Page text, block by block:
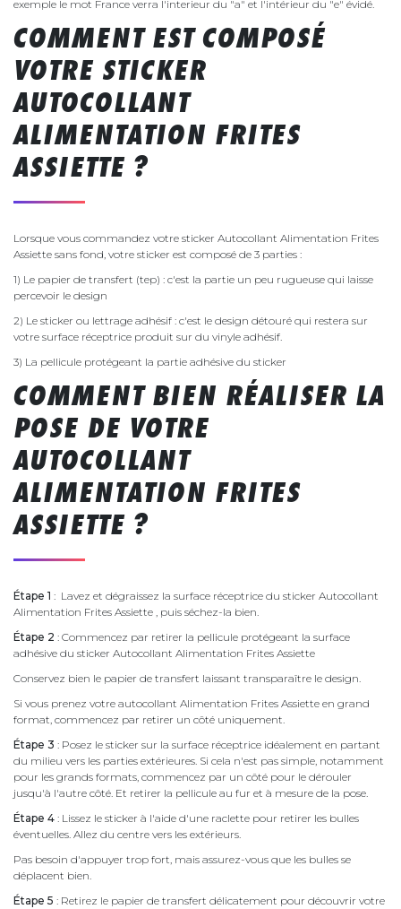
exemple le mot France verra l'interieur du "a" et l'intérieur du "e" évidé.
COMMENT EST COMPOSÉ
VOTRE STICKER
AUTOCOLLANT
ALIMENTATION FRITES
ASSIETTE ?
Lorsque vous commandez votre sticker Autocollant Alimentation Frites
Assiette sans fond, votre sticker est composé de 3 parties :
1) Le papier de transfert (tep) : c'est la partie un peu rugueuse qui laisse
percevoir le design
2) Le sticker ou lettrage adhésif : c'est le design détouré qui restera sur
votre surface réceptrice produit sur du vinyle adhésif.
3) La pellicule protégeant la partie adhésive du sticker
COMMENT BIEN RÉALISER LA
POSE DE VOTRE
AUTOCOLLANT
ALIMENTATION FRITES
ASSIETTE ?
Étape 1 : Lavez et dégraissez la surface réceptrice du sticker Autocollant
Alimentation Frites Assiette , puis séchez-la bien.
Étape 2 : Commencez par retirer la pellicule protégeant la surface
adhésive du sticker Autocollant Alimentation Frites Assiette
Conservez bien le papier de transfert laissant transparaître le design.
Si vous prenez votre autocollant Alimentation Frites Assiette en grand
format, commencez par retirer un côté uniquement.
Étape 3 : Posez le sticker sur la surface réceptrice idéalement en partant
du milieu vers les parties extérieures. Si cela n'est pas simple, notamment
pour les grands formats, commencez par un côté pour le dérouler
jusqu'à l'autre côté. Et retirer la pellicule au fur et à mesure de la pose.
Étape 4 : Lissez le sticker à l'aide d'une raclette pour retirer les bulles
éventuelles. Allez du centre vers les extérieurs.
Pas besoin d'appuyer trop fort, mais assurez-vous que les bulles se
déplacent bien.
Étape 5 : Retirez le papier de transfert délicatement pour découvrir votre